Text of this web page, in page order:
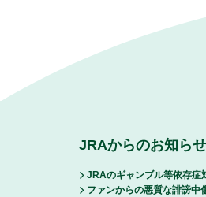
JRAからのお知らせ
JRAのギャンブル等依存症
ファンからの悪質な誹謗中